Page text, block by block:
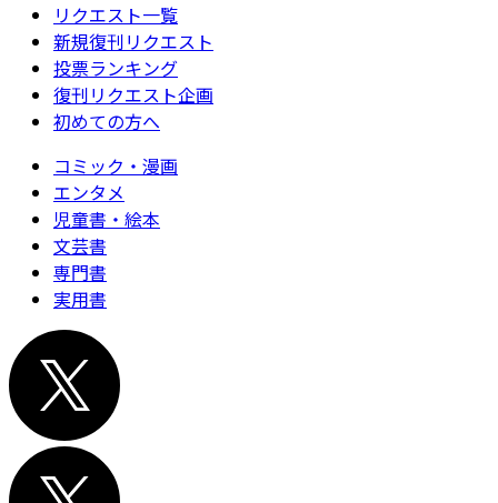
リクエスト一覧
新規復刊リクエスト
投票ランキング
復刊リクエスト企画
初めての方へ
コミック・漫画
エンタメ
児童書・絵本
文芸書
専門書
実用書